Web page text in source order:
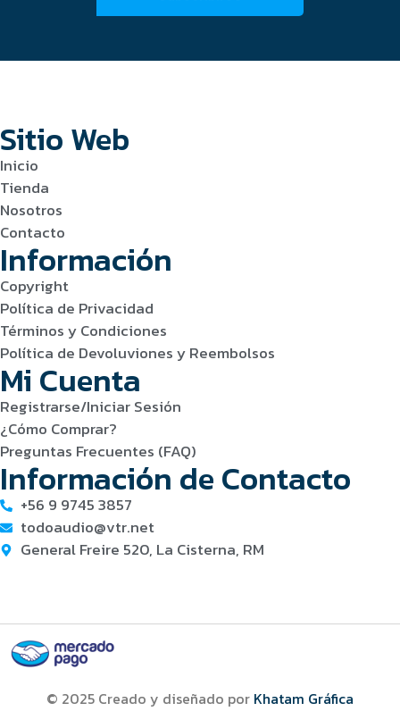
Sitio Web
Inicio
Tienda
Nosotros
Contacto
Información
Copyright
Política de Privacidad
Términos y Condiciones
Política de Devoluviones y Reembolsos
Mi Cuenta
Registrarse/Iniciar Sesión
¿Cómo Comprar?
Preguntas Frecuentes (FAQ)
Información de Contacto
+56 9 9745 3857
todoaudio@vtr.net
General Freire 520, La Cisterna, RM
© 2025 Creado y diseñado por Khatam Gráfica